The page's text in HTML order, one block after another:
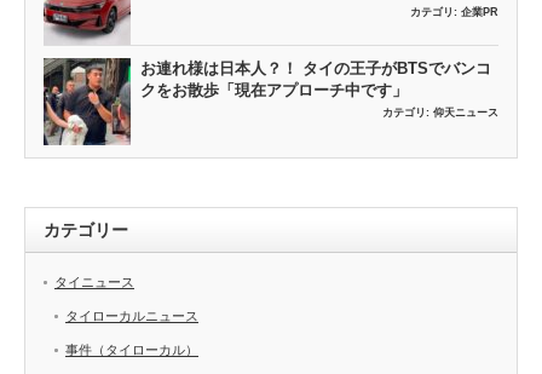
カテゴリ: 企業PR
お連れ様は日本人？！ タイの王子がBTSでバンコ
クをお散歩「現在アプローチ中です」
カテゴリ: 仰天ニュース
カテゴリー
タイニュース
タイローカルニュース
事件（タイローカル）